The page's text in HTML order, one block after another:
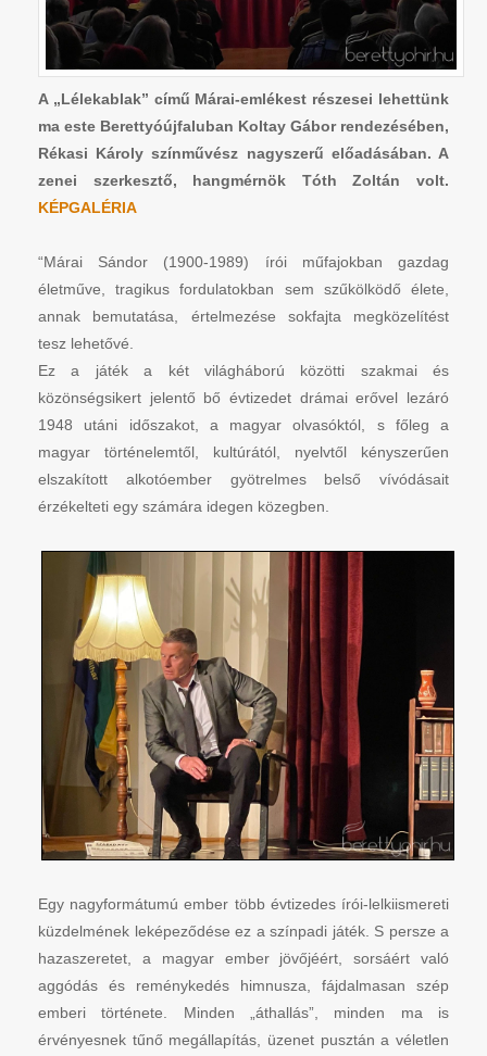
A „Lélekablak” című Márai-emlékest részesei lehettünk
ma este Berettyóújfaluban Koltay Gábor rendezésében,
Rékasi Károly színművész nagyszerű előadásában. A
zenei szerkesztő, hangmérnök Tóth Zoltán volt.
KÉPGALÉRIA
“Márai Sándor (1900-1989) írói műfajokban gazdag
életműve, tragikus fordulatokban sem szűkölködő élete,
annak bemutatása, értelmezése sokfajta megközelítést
tesz lehetővé.
Ez a játék a két világháború közötti szakmai és
közönségsikert jelentő bő évtizedet drámai erővel lezáró
1948 utáni időszakot, a magyar olvasóktól, s főleg a
magyar történelemtől, kultúrától, nyelvtől kényszerűen
elszakított alkotóember gyötrelmes belső vívódásait
érzékelteti egy számára idegen közegben.
Egy nagyformátumú ember több évtizedes írói-lelkiismereti
küzdelmének leképeződése ez a színpadi játék. S persze a
hazaszeretet, a magyar ember jövőjéért, sorsáért való
aggódás és reménykedés himnusza, fájdalmasan szép
emberi története. Minden „áthallás”, minden ma is
érvényesnek tűnő megállapítás, üzenet pusztán a véletlen